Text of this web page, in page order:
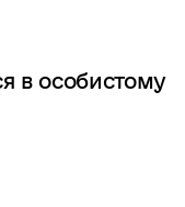
в особистому